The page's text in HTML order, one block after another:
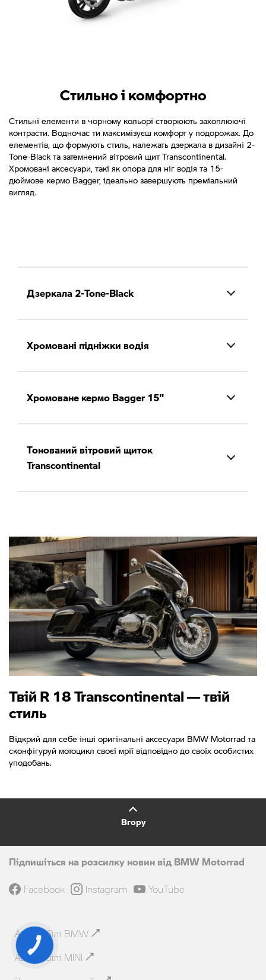
Стильно і комфортно
Стильні елементи в чорному кольорі створюють захоплюючі
контрасти. Водночас ти максимізуєш комфорт у подорожах. До
елементів, що формують стиль, належать дзеркала в дизайні 2-
Tone-Black та затемнений вітровий щит Transcontinental.
Хромовані аксесуари, такі як опора для ніг водія та 15-
дюймове кермо Bagger, ідеально завершують преміальний
вигляд.
Дзеркала 2-Tone-Black
Хромовані підніжки водія
Хромоване кермо Bagger 15"
Тонований вітровий щиток
Transcontinental
Твій R 18 Transcontinental — твій
стиль
Відкрий для себе інші оригінальні аксесуари BMW Motorrad та
сконфігуруй мотоцикл своєї мрії відповідно до своїх особистих
уподобань.
Вгору
Підпишіться на розсилку новин від BMW Motorrad
Facebook Instagram YouTube
Автомобілі BMW
Автомобілі MINI
КНОПКА
ЗВ'ЯЗКУ